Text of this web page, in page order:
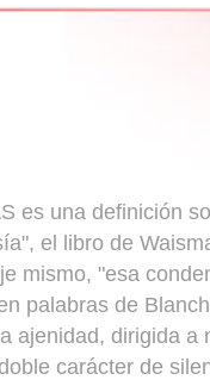
es una definición
el libro de
mismo, "esa
palabras de
ajenidad, dirigida a
carácter de